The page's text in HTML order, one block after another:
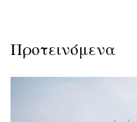
Προτεινόμενα